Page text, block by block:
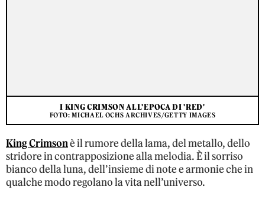
I KING CRIMSON ALL'EPOCA DI 'RED'
FOTO: MICHAEL OCHS ARCHIVES/GETTY IMAGES
King Crimsonè il rumore della lama, del metallo, dello
stridore in contrapposizione alla melodia. È il sorriso
bianco della luna, dell’insieme di note e armonie che in
qualche modo regolano la vita nell’universo.